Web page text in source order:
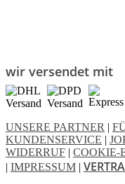
wir versendet mit
UNSERE PARTNER |
KUNDENSERVICE |
WIDERRUF | COOKIE-
| IMPRESSUM |